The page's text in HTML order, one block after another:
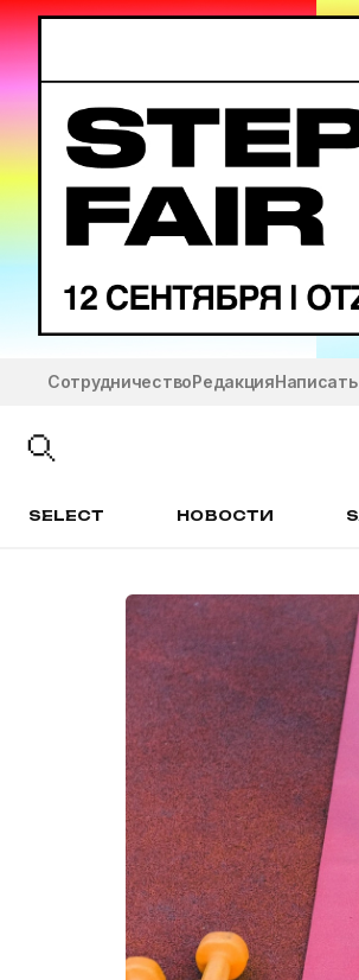
СотрудничествоРедакция
SELECT НОВОСТИ